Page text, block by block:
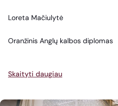
Loreta Mačiulytė
Oranžinis Anglų kalbos diplomas
Skaityti daugiau